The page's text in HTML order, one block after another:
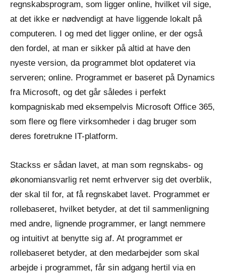
regnskabsprogram, som ligger online, hvilket vil sige,
at det ikke er nødvendigt at have liggende lokalt på
computeren. I og med det ligger online, er der også
den fordel, at man er sikker på altid at have den
nyeste version, da programmet blot opdateret via
serveren; online. Programmet er baseret på Dynamics
fra Microsoft, og det går således i perfekt
kompagniskab med eksempelvis Microsoft Office 365,
som flere og flere virksomheder i dag bruger som
deres foretrukne IT-platform.
Stackss er sådan lavet, at man som regnskabs- og
økonomiansvarlig ret nemt erhverver sig det overblik,
der skal til for, at få regnskabet lavet. Programmet er
rollebaseret, hvilket betyder, at det til sammenligning
med andre, lignende programmer, er langt nemmere
og intuitivt at benytte sig af. At programmet er
rollebaseret betyder, at den medarbejder som skal
arbejde i programmet, får sin adgang hertil via en